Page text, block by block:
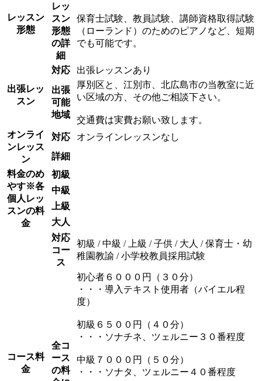
レッスン
形態
レッ
スン
形態
の詳
細
保育士試験、教員試験、講師資格取得試験
（ローランド）のためのピアノなど、短期
でも可能です。
出張レッ
スン
対応
出張レッスンあり
出張
可能
地域
厚別区と、江別市、北広島市の当教室に近
い区域の方、その他ご相談下さい。
交通費は実費お願い致します。
オンライ
ンレッス
ン
対応
オンラインレッスンなし
詳細
料金のめ
やす※各
個人レッ
スンの料
金
初級
中級
上級
大人
コース料
金
対応
コー
ス
初級 / 中級 / 上級 / 子供 / 大人 / 保育士・幼
稚園教諭 / 小学校教員採用試験
全コ
ース
の料
初心者６０００円（３０分）
・・・導入テキスト使用者（バイエル程
度）
初級６５００円（４０分）
・・・ソナチネ、ツェルニー３０番程度
中級７０００円（５０分）
・・・ソナタ、ツェルニー４０番程度